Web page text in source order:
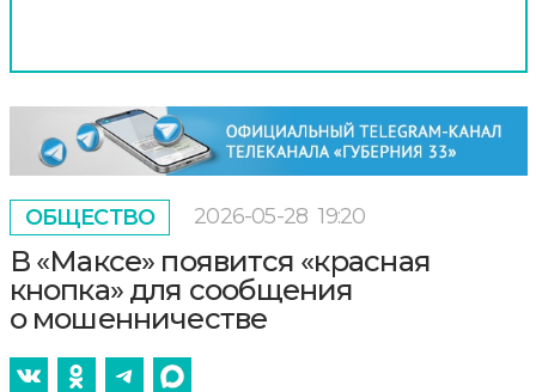
ОБЩЕСТВО 2026-05-28 19:20
В «Максе» появится «красная
кнопка» для сообщения
о мошенничестве